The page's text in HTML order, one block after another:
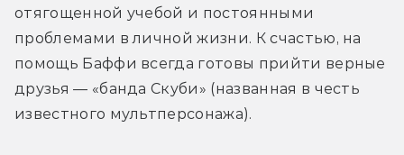
отягощенной учебой и постоянными
проблемами в личной жизни. К счастью, на
помощь Баффи всегда готовы прийти верные
друзья — «банда Скуби» (названная в честь
известного мультперсонажа).